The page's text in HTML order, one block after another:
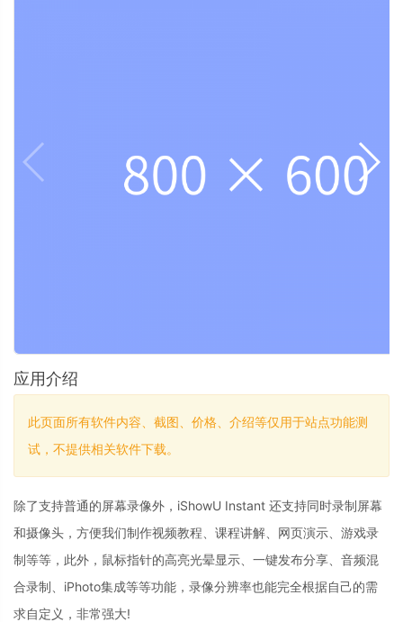
应用介绍
此页面所有软件内容、截图、价格、介绍等仅用于站点功能测
试，不提供相关软件下载。
除了支持普通的屏幕录像外，iShowU Instant 还支持同时录制屏幕
和摄像头，方便我们制作视频教程、课程讲解、网页演示、游戏录
制等等，此外，鼠标指针的高亮光晕显示、一键发布分享、音频混
合录制、iPhoto集成等等功能，录像分辨率也能完全根据自己的需
求自定义，非常强大!